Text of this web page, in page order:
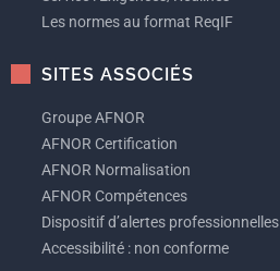
Les normes au format ReqIF
SITES ASSOCIÉS
Groupe AFNOR
AFNOR Certification
AFNOR Normalisation
AFNOR Compétences
Dispositif d’alertes professionnelles
Accessibilité : non conforme